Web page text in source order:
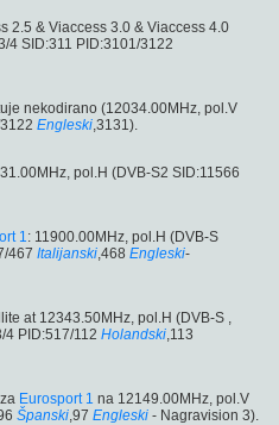
2.5 & Viaccess 3.0 & Viaccess 4.0
4 SID:311 PID:3101/3122
nekodirano (12034.00MHz, pol.V
Engleski,3131).
pol.H (DVB-S2 SID:11566
1: 11900.00MHz, pol.H (DVB-S
467 Italijanski,468 Engleski-
at 12343.50MHz, pol.H (DVB-S ,
4 PID:517/112 Holandski,113
Eurosport 1 na 12149.00MHz, pol.V
Španski,97 Engleski - Nagravision 3).